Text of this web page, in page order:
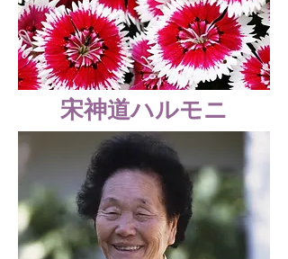
​宋神道ハルモニ